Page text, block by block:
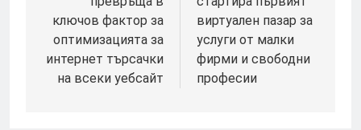
ключов фактор за
оптимизацията за
интернет търсачки
на всеки уебсайт
виртуален пазар за
услуги от малки
фирми и свободни
професии